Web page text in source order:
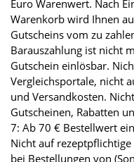
Euro Warenwert. Nach
Warenkorb wird Ihnen
Gutscheins vom zu
Barauszahlung ist nicht
Gutschein einlösbar.
Vergleichsportale, nicht
und Versandkosten.
Gutscheinen, Rabatten
7: Ab 70 € Bestellwert
Nicht auf
bei Bestellungen von